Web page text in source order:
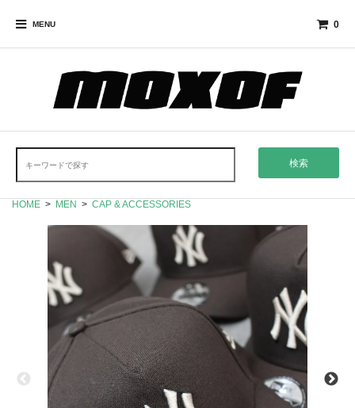
MENU 0
検索
HOME > MEN > CAP & ACCESSORIES